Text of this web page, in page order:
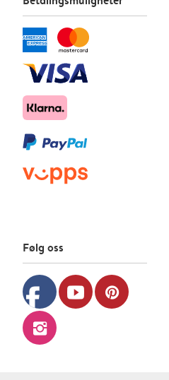
Følg oss
facebook youtube pinterest
instagram